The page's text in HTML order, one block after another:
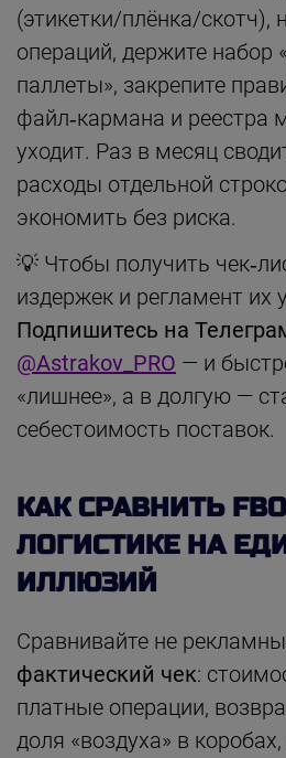
(этикетки/плёнка/скотч),
операций, держите набор
паллеты», закрепите
файл‑кармана и реестра
уходит. Раз в месяц
расходы отдельной
экономить без риска.
💡 Чтобы получить
издержек и регламент их
Подпишитесь на
@Astrakov_PRO — и
«лишнее», а в долгую —
себестоимость поставок.
КАК СРАВНИТЬ
ЛОГИСТИКЕ НА
ИЛЛЮЗИЙ
Сравнивайте не
фактический чек:
платные операции,
доля «воздуха» в